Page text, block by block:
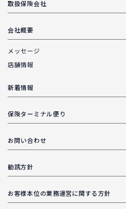
取扱保険会社
会社概要
メッセージ
店舗情報
新着情報
保険ターミナル便り
お問い合わせ
勧誘方針
お客様本位の業務運営に関する方針